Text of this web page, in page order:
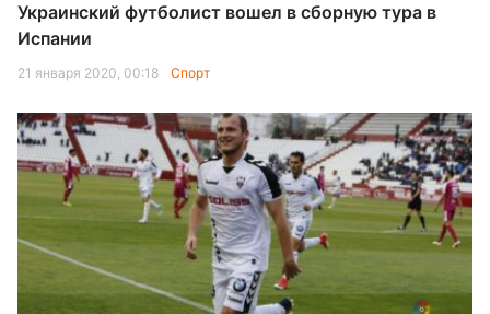
Украинский футболист вошел в сборную тура в
Испании
21 января 2020, 00:18 Спорт